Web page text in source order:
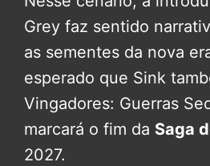
Grey faz sentido
as sementes da nova
esperado que Sink
Vingadores: Guerras
marcará o fim da Saga
2027.